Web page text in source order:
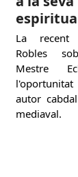
La recent
Robles
Mestre
autor
mediaval.